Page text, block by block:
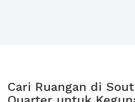
Cari Ruangan di